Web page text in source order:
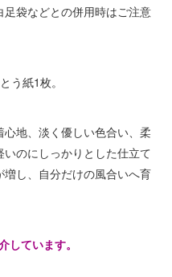
袋などとの併用時はご注意
う紙1枚。
心地、淡く優しい色合い、柔
のにしっかりとした仕立て
し、自分だけの風合いへ育
ています。